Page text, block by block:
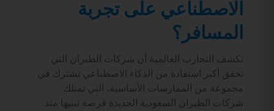
الاصطناعي على تجربة
المسافر؟
تكشف التجارب العالمية أن شركات الطيران التي
تحقق أكبر استفادة من الذكاء الاصطناعي تشترك في
مجموعة من الممارسات الأساسية، التي تمتلك
شركات الطيران السعودية الجديدة فرصة تبنيها منذ